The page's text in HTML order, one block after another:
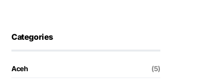
Categories
Aceh (5)